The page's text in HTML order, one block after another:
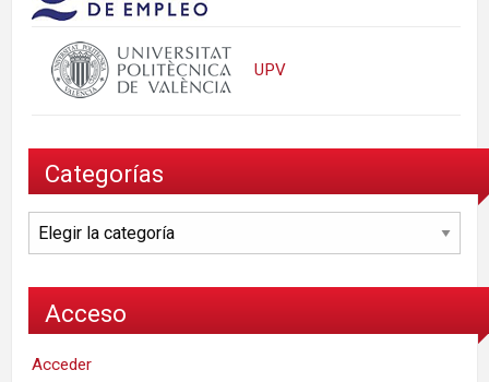
UPV
Categorías
Categorías
Acceso
Acceder